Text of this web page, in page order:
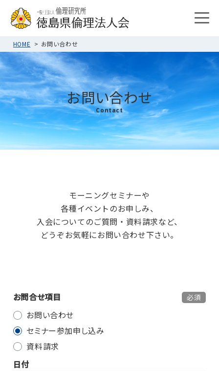
HOME お問い合わせ
お問い合わせ
Contact
モーニングセミナーや
各種イベントのお申しみ、
入会についてのご質問・資料請求など、
どうぞお気軽にお問い合わせ下さい。
お問合せ項目 必須
お問い合わせ
セミナー参加申し込み
資料請求
日付